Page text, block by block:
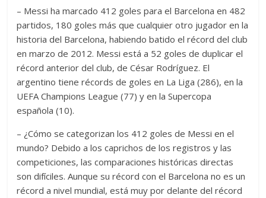
– Messi ha marcado 412 goles para el Barcelona en 482
partidos, 180 goles más que cualquier otro jugador en la
historia del Barcelona, habiendo batido el récord del club
en marzo de 2012. Messi está a 52 goles de duplicar el
récord anterior del club, de César Rodríguez. El
argentino tiene récords de goles en La Liga (286), en la
UEFA Champions League (77) y en la Supercopa
española (10).
– ¿Cómo se categorizan los 412 goles de Messi en el
mundo? Debido a los caprichos de los registros y las
competiciones, las comparaciones históricas directas
son difíciles. Aunque su récord con el Barcelona no es un
récord a nivel mundial, está muy por delante del récord